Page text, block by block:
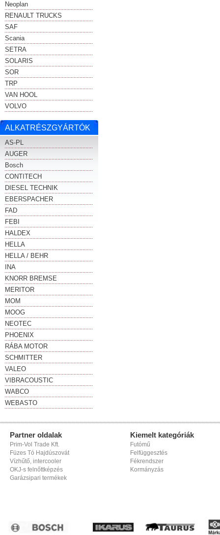
Neoplan
RENAULT TRUCKS
SAF
Scania
SETRA
SOLARIS
SOR
TRP
VAN HOOL
VOLVO
ALKATRÉSZGYÁRTÓK
AS-PL
AUGER
Bosch
CONTITECH
DIESEL TECHNIK
EBERSPACHER
FAD
FEBI
HALDEX
HELLA
HELLA / BEHR
INA
KNORR BREMSE
MERITOR
MOM
MOOG
NEOTEC
PHOENIX
RÁBA MOTOR
SCHMITTER
VALEO
VIBRACOUSTIC
WABCO
WEBASTO
Partner oldalak
Prim-Vol Trade Kft.
Füzes Tó Hajdúszovát
Vízhűtő, intercooler
OKJ-s felnőttképzés
Garázsipari termékek
Kiemelt kategóriák
Futómű
Felfüggesztés
Fékrendszer
Kormányzás